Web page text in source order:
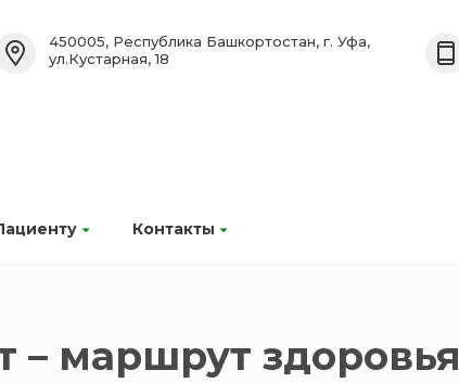
Контакты
450005, Республика Башкортостан, г. Уфа,
ул.Кустарная, 18
маршрут